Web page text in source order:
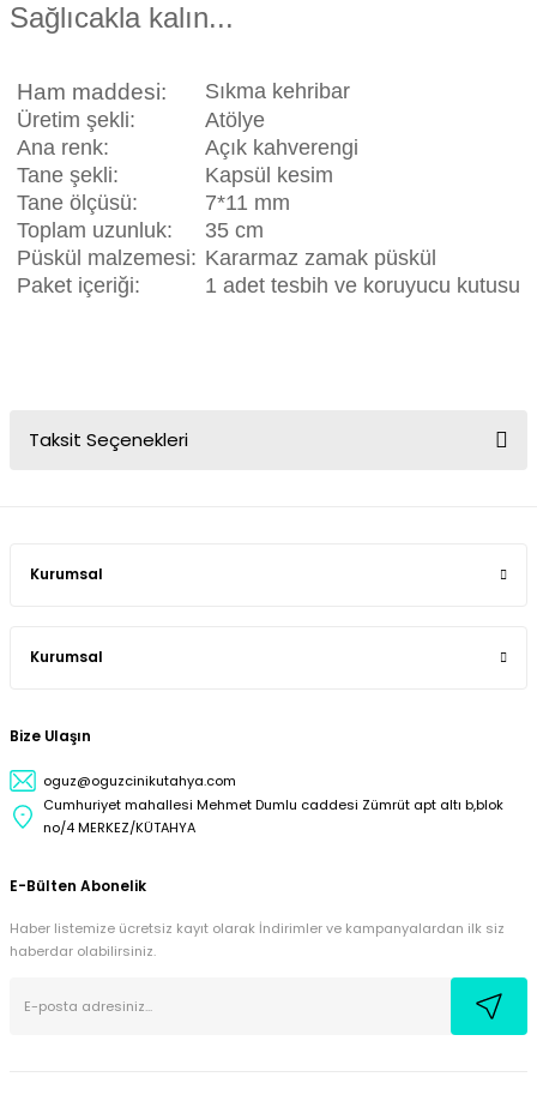
Sağlıcakla kalın...
Ham maddesi:
Sıkma kehribar
Üretim şekli:
Atölye
Ana renk:
Açık kahverengi
Tane şekli:
Kapsül kesim
Tane ölçüsü:
7*11 mm
Toplam uzunluk:
35 cm
Püskül malzemesi: Kararmaz zamak püskül
Paket içeriği:
1 adet tesbih ve koruyucu kutusu
Taksit Seçenekleri
Kurumsal
Kurumsal
Bize Ulaşın
oguz@oguzcinikutahya.com
Cumhuriyet mahallesi Mehmet Dumlu caddesi Zümrüt apt altı b,blok
no/4 MERKEZ/KÜTAHYA
E-Bülten Abonelik
Haber listemize ücretsiz kayıt olarak İndirimler ve kampanyalardan ilk siz
haberdar olabilirsiniz.